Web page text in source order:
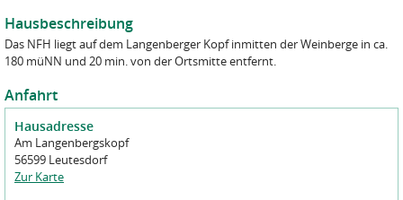
Deutschlands.
Datenschutz*
genommen.
         __   _____           __
        / _| |_   _|         / _|
  ___  | |_    | |     ___  | |_
/ __| |  _|   | |    / __| |  _|
\__ \ | |    _| |_  | (__  | |
|___/ |_|   |_____|  \___| |_|
genommen.
  ______    _____  __          __ __   __      _
|____  |  / ____| \ \        / / \ \ / /     | |
   / /    | |____     \  /\  /     / . \  | (_| |
  /_/      \_____|     \/  \/     /_/ \_\  \__,_|
Code*
Hausbeschreibung
Das NFH liegt auf dem Langenberger Kopf inmitten der Weinberge in ca.
180 müNN und 20 min. von der Ortsmitte entfernt.
Anfahrt
Hausadresse
Am Langenbergskopf
56599 Leutesdorf
Zur Karte